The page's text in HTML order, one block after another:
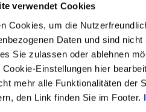
verwendet Cookies
Cookies, um die
Daten und sind
Sie zulassen oder ablehnen
Cookie-Einstellungen hier
mehr alle Funktionalitäten der
den Link finden Sie im Footer.
Dhünn
Der Weg ist ca. 25 km lang.
Art
Titel
PDF Karte Dhünnweg